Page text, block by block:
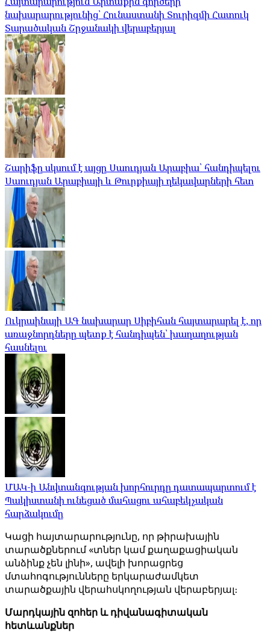
նախարարությունից՝ Հունաստանի Տուրիզմի Հատուկ
Տարածական Շրջանակի վերաբերյալ
Շարիֆը սկսում է այցը Սաուդյան Արաբիա՝ հանդիպելու
Սաուդյան Արաբիայի և Թուրքիայի ղեկավարների հետ
Ուկրաինայի ԱԳ նախարար Սիբիհան հայտարարել է, որ
առաջնորդները պետք է հանդիպեն՝ խաղաղության
հասնելու
ՄԱԿ-ի Անվտանգության խորհուրդը դատապարտում է
Պակիստանի ունեցած մահացու ահաբեկչական
հարձակումը
Կացի հայտարարությունը, որ թիրախային
տարածքներում «տներ կամ քաղաքացիական
անձինք չեն լինի», ավելի խորացրեց
մտահոգությունները երկարաժամկետ
տարածքային վերահսկողության վերաբերյալ։
Մարդկային զոհեր և դիվանագիտական ​​
հետևանքներ